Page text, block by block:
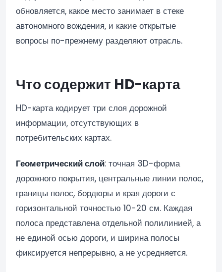
обновляется, какое место занимает в стеке
автономного вождения, и какие открытые
вопросы по-прежнему разделяют отрасль.
Что содержит HD-карта
HD-карта кодирует три слоя дорожной
информации, отсутствующих в
потребительских картах.
Геометрический слой: точная 3D-форма
дорожного покрытия, центральные линии полос,
границы полос, бордюры и края дороги с
горизонтальной точностью 10-20 см. Каждая
полоса представлена отдельной полилинией, а
не единой осью дороги, и ширина полосы
фиксируется непрерывно, а не усредняется.